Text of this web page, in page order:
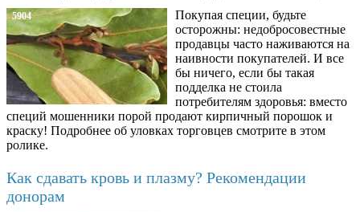
5904
Покупая специи, будьте
осторожны: недобросовестные
продавцы часто наживаются на
наивности покупателей. И все
бы ничего, если бы такая
подделка не стоила
потребителям здоровья: вместо
специй мошенники порой продают кирпичный порошок и
краску! Подробнее об уловках торговцев смотрите в этом
ролике.
Как сдавать кровь и плазму? Рекомендации
донорам